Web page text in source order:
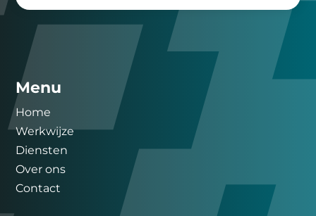
Menu
Home
Werkwijze
Diensten
Over ons
Contact